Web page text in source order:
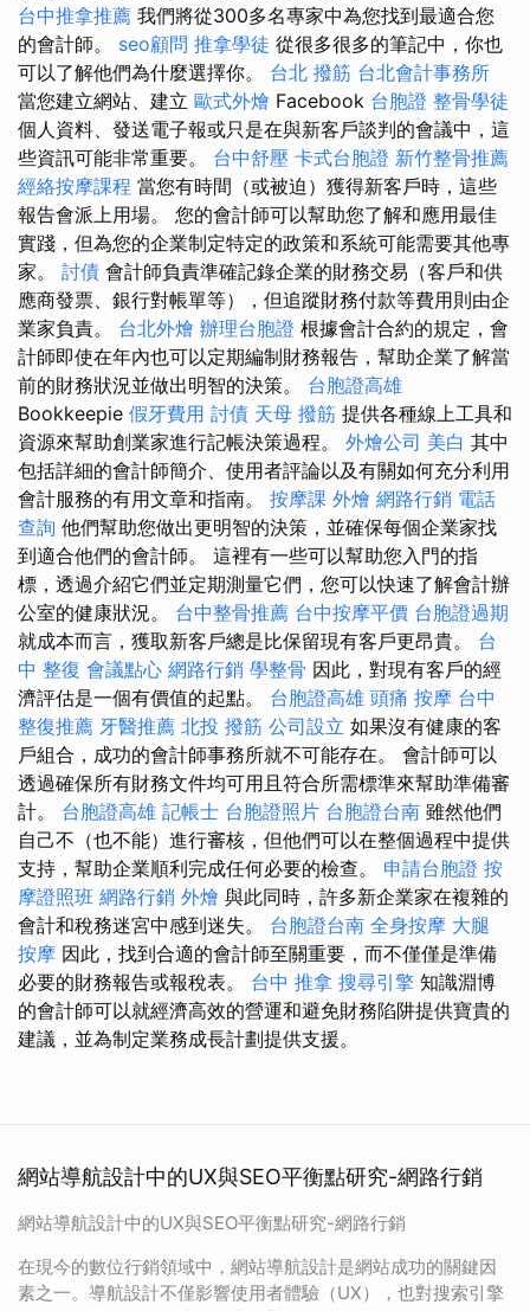
台中推拿推薦 我們將從300多名專家中為您找到最適合您
的會計師。 seo顧問 推拿學徒 從很多很多的筆記中，你也
可以了解他們為什麼選擇你。 台北 撥筋 台北會計事務所
當您建立網站、建立 歐式外燴 Facebook 台胞證 整骨學徒
個人資料、發送電子報或只是在與新客戶談判的會議中，這
些資訊可能非常重要。 台中舒壓 卡式台胞證 新竹整骨推薦
經絡按摩課程 當您有時間（或被迫）獲得新客戶時，這些
報告會派上用場。 您的會計師可以幫助您了解和應用最佳
實踐，但為您的企業制定特定的政策和系統可能需要其他專
家。 討債 會計師負責準確記錄企業的財務交易（客戶和供
應商發票、銀行對帳單等），但追蹤財務付款等費用則由企
業家負責。 台北外燴 辦理台胞證 根據會計合約的規定，會
計師即使在年內也可以定期編制財務報告，幫助企業了解當
前的財務狀況並做出明智的決策。 台胞證高雄
Bookkeepie 假牙費用 討債 天母 撥筋 提供各種線上工具和
資源來幫助創業家進行記帳決策過程。 外燴公司 美白 其中
包括詳細的會計師簡介、使用者評論以及有關如何充分利用
會計服務的有用文章和指南。 按摩課 外燴 網路行銷 電話
查詢 他們幫助您做出更明智的決策，並確保每個企業家找
到適合他們的會計師。 這裡有一些可以幫助您入門的指
標，透過介紹它們並定期測量它們，您可以快速了解會計辦
公室的健康狀況。 台中整骨推薦 台中按摩平價 台胞證過期
就成本而言，獲取新客戶總是比保留現有客戶更昂貴。 台
中 整復 會議點心 網路行銷 學整骨 因此，對現有客戶的經
濟評估是一個有價值的起點。 台胞證高雄 頭痛 按摩 台中
整復推薦 牙醫推薦 北投 撥筋 公司設立 如果沒有健康的客
戶組合，成功的會計師事務所就不可能存在。 會計師可以
透過確保所有財務文件均可用且符合所需標準來幫助準備審
計。 台胞證高雄 記帳士 台胞證照片 台胞證台南 雖然他們
自己不（也不能）進行審核，但他們可以在整個過程中提供
支持，幫助企業順利完成任何必要的檢查。 申請台胞證 按
摩證照班 網路行銷 外燴 與此同時，許多新企業家在複雜的
會計和稅務迷宮中感到迷失。 台胞證台南 全身按摩 大腿
按摩 因此，找到合適的會計師至關重要，而不僅僅是準備
必要的財務報告或報稅表。 台中 推拿 搜尋引擎 知識淵博
的會計師可以就經濟高效的營運和避免財務陷阱提供寶貴的
建議，並為制定業務成長計劃提供支援。
網站導航設計中的UX與SEO平衡點研究-網路行銷
網站導航設計中的UX與SEO平衡點研究-網路行銷
在現今的數位行銷領域中，網站導航設計是網站成功的關鍵因
素之一。導航設計不僅影響使用者體驗（UX），也對搜索引擎